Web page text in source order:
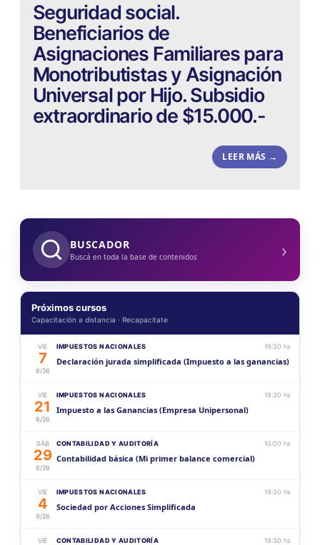
Seguridad social.
Beneficiarios de
Asignaciones Familiares para
Monotributistas y Asignación
Universal por Hijo. Subsidio
extraordinario de $15.000.-
LEER MÁS →
BUSCADOR
Buscá en toda la base de contenidos ›
Próximos cursos
Capacitación a distancia · Recapacitate
VIE
7
8/26
IMPUESTOS NACIONALES 19:30 hs
Declaración jurada simplificada (Impuesto a las ganancias)
VIE
21
8/26
IMPUESTOS NACIONALES 19:30 hs
Impuesto a las Ganancias (Empresa Unipersonal)
SÁB
29
8/26
CONTABILIDAD Y AUDITORÍA 10:00 hs
Contabilidad básica (Mi primer balance comercial)
VIE
4
9/26
IMPUESTOS NACIONALES 19:30 hs
Sociedad por Acciones Simplificada
VIE CONTABILIDAD Y AUDITORÍA 19:30 hs